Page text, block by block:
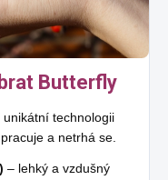
Butterfly
technologii
a netrhá se.
– lehký a vzdušný